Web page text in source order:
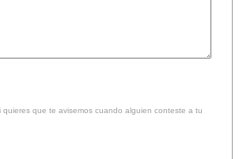
quieres que te avisemos cuando alguien conteste a tu